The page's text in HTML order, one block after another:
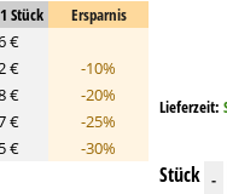
Stück
Ersparnis
€
€
-10%
€
-20%
€
-25%
€ -30%
Lieferzeit:
Stück -